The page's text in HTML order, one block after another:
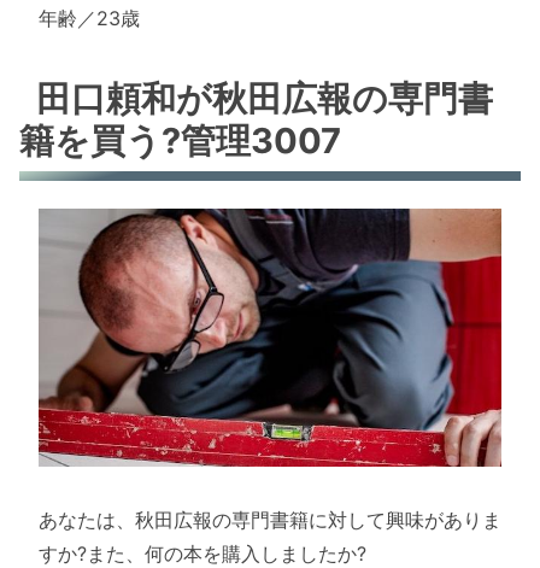
年齢／23歳
田口頼和が秋田広報の専門書
籍を買う?管理3007
あなたは、秋田広報の専門書籍に対して興味がありま
すか?また、何の本を購入しましたか?